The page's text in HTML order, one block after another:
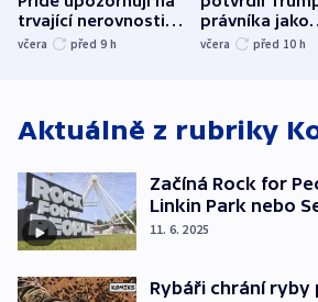
trvající nerovnosti i
společenskou
včera před 9 h
právníka jako
ministra
včera před 10 h
Aktuálně z rubriky
Začíná Rock for
Linkin Park nebo
11. 6. 2025
Rybáři chrání